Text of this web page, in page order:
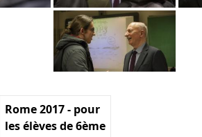
Rome 2017 - pour
les élèves de 6ème